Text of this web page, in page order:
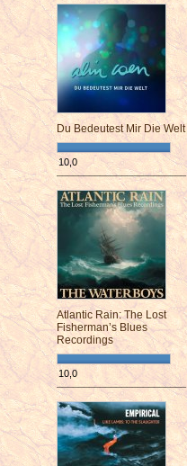
Du Bedeutest Mir Die Welt
10,0
¯¯¯¯¯¯¯¯¯¯¯¯¯¯¯¯¯¯¯¯¯¯¯¯
Atlantic Rain: The Lost
Fisherman’s Blues
Recordings
10,0
¯¯¯¯¯¯¯¯¯¯¯¯¯¯¯¯¯¯¯¯¯¯¯¯